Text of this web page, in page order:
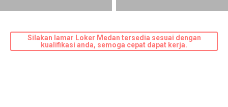
Silakan lamar Loker Medan tersedia sesuai dengan
kualifikasi anda, semoga cepat dapat kerja.